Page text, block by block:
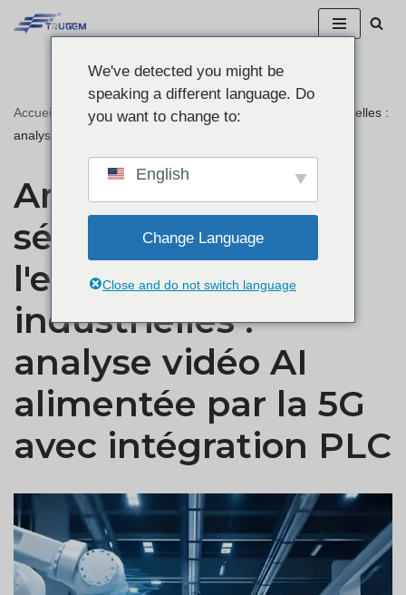
Accueil
Amélioration de la sécurité et de l'efficacité industrielles :
analyse vidéo AI alimentée par la 5G avec intégration PLC
Amélioration de la
sécurité et de
l'efficacité
industrielles :
analyse vidéo AI
alimentée par la 5G
avec intégration PLC
We've detected you might be
speaking a different language. Do
you want to change to:
English
Change Language
Close and do not switch language